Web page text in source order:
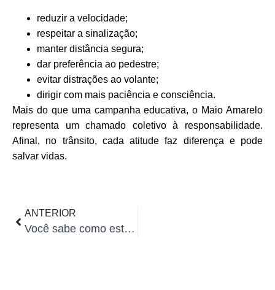
reduzir a velocidade;
respeitar a sinalização;
manter distância segura;
dar preferência ao pedestre;
evitar distrações ao volante;
dirigir com mais paciência e consciência.
Mais do que uma campanha educativa, o Maio Amarelo
representa um chamado coletivo à responsabilidade.
Afinal, no trânsito, cada atitude faz diferença e pode
salvar vidas.
ANTERIOR
Você sabe como está funcionando a renovação automática da CNH?